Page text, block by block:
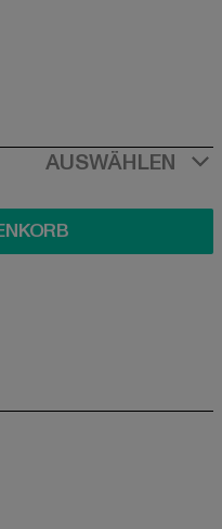
AUSWÄHLEN